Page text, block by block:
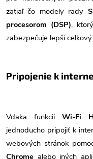
zatiaľ čo modely rady S
procesorom (DSP),
zabezpečuje lepší
Pripojenie k
Vďaka funkcii Wi-Fi
jednoducho pripojiť k
webových stránok
Chrome alebo iných